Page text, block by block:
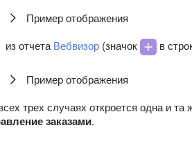
Пример отображения
из отчета Вебвизор (значок в
Пример отображения
трех случаях откроется одна и
заказами.